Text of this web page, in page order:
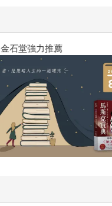
置」。他談論階級，
」，那是一份給自己
真正的愛自己，是懂得
臨時依然保持內心的寧
讀完這本書，你會發
薦